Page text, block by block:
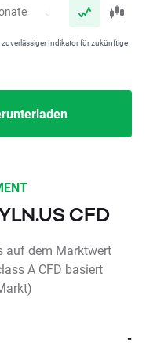
Jahr
Indikator für zukünftige
CFD
auf dem Marktwert
A CFD basiert
-